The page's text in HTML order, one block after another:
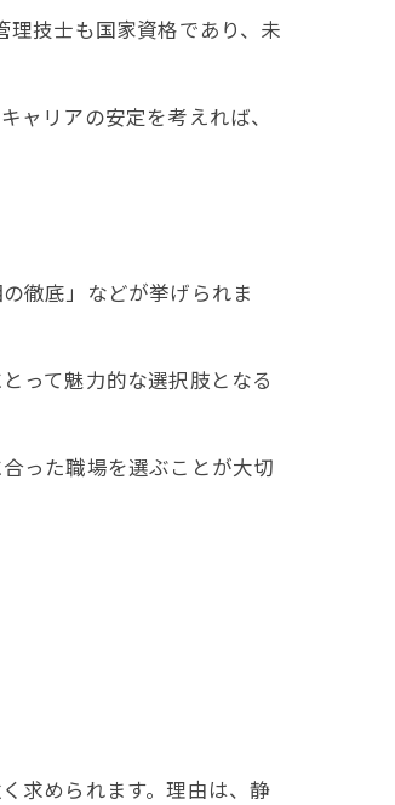
技士も国家資格であり、未
ャリアの安定を考えれば、
徹底」などが挙げられま
って魅力的な選択肢となる
った職場を選ぶことが大切
求められます。理由は、静